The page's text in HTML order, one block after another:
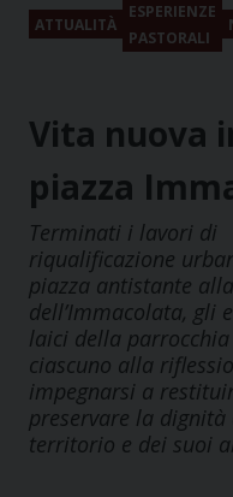
ATTUALITÀ
ESPERIENZE
PASTORALI
Vita nuova
piazza
Terminati i lavori di
riqualificazione
piazza antistante
dell’Immacolata, gli
laici della
ciascuno alla
impegnarsi a
preservare la dignità
territorio e dei suoi